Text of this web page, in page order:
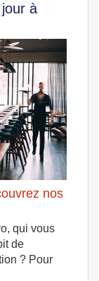
à
nos
qui vous
de
? Pour